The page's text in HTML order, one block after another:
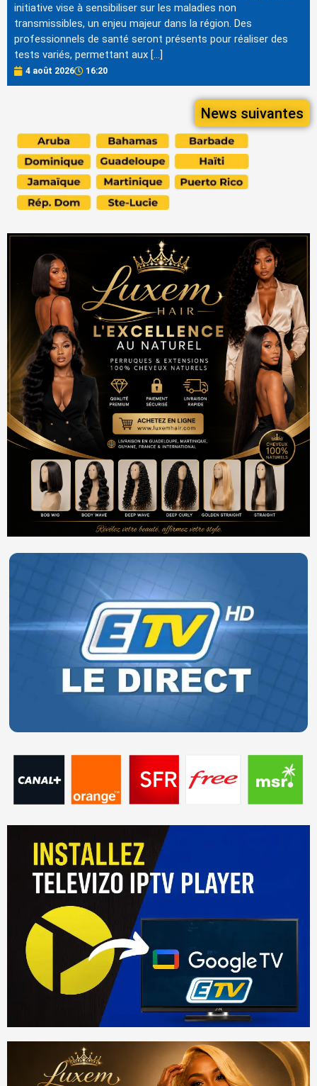
initiative vise à sensibiliser sur les maladies non
transmissibles, un enjeu majeur dans la région. Des
professionnels de santé seront présents pour réaliser des
tests variés, permettant aux […]
4 août 2026 16:20
News suivantes